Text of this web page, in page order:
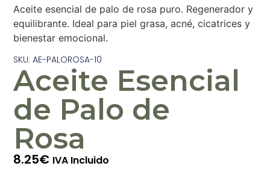
SKU: AE-PALOROSA-10
Aceite Esencial
de Palo de
Rosa
8.25€ IVA Incluido
Aceite esencial de palo de rosa puro. Regenerador y
equilibrante. Ideal para piel grasa, acné, cicatrices y
bienestar emocional.